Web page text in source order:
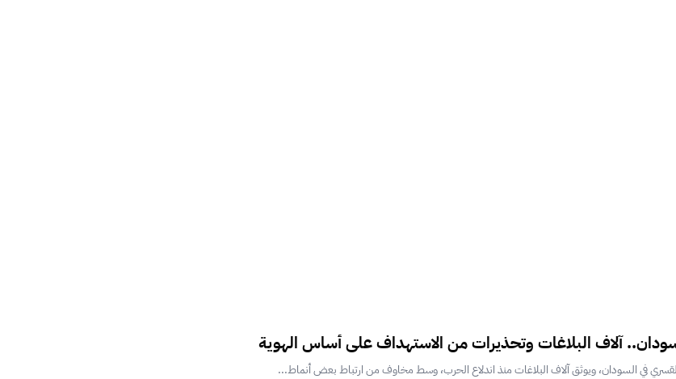
آلاف البلاغات وتحذيرات من الاستهداف على أساس الهوية
في السودان، ويوثق آلاف البلاغات منذ اندلاع الحرب، وسط مخاوف من ارتباط بعض أنماط...